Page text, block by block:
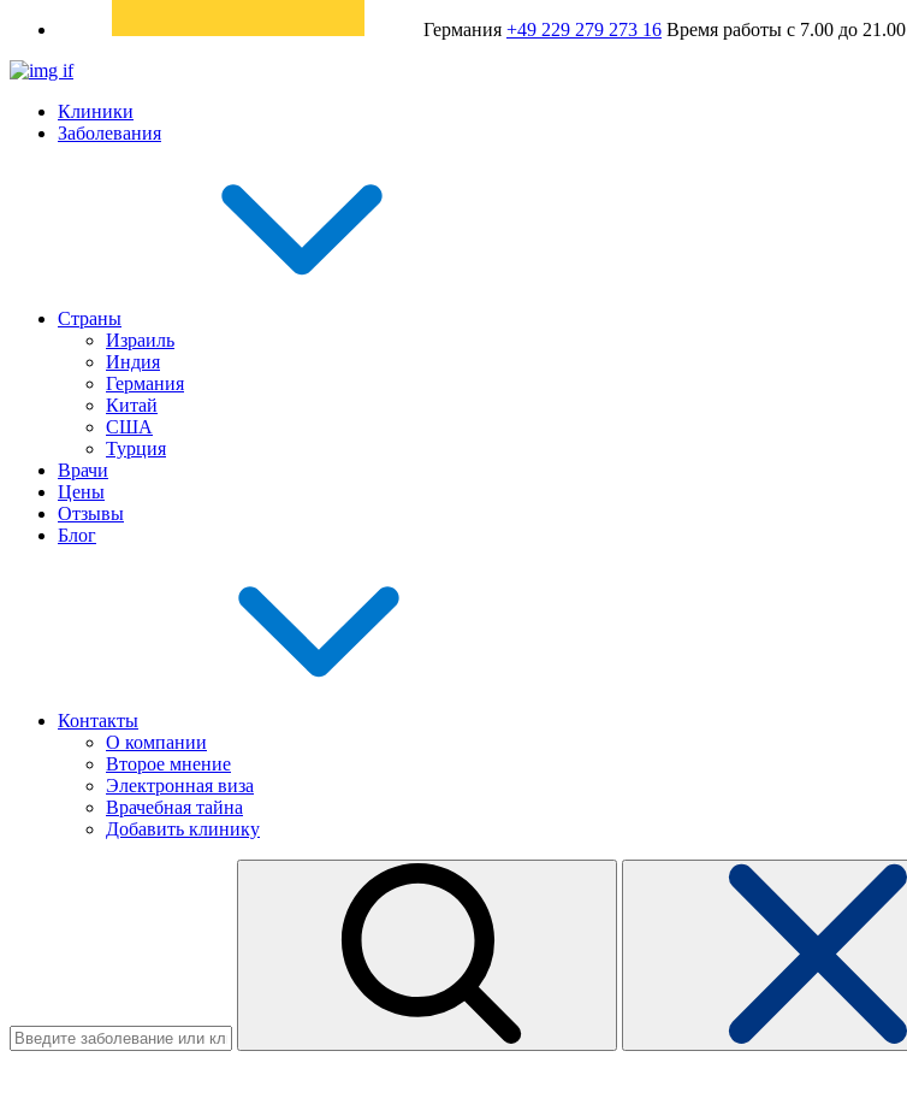
Германия +49 229 279 273 16 Время работы с 7.00 до 21.00
Клиники
Заболевания
Страны
Израиль
Индия
Германия
Китай
США
Турция
Врачи
Цены
Отзывы
Блог
Контакты
О компании
Второе мнение
Электронная виза
Врачебная тайна
Добавить клинику